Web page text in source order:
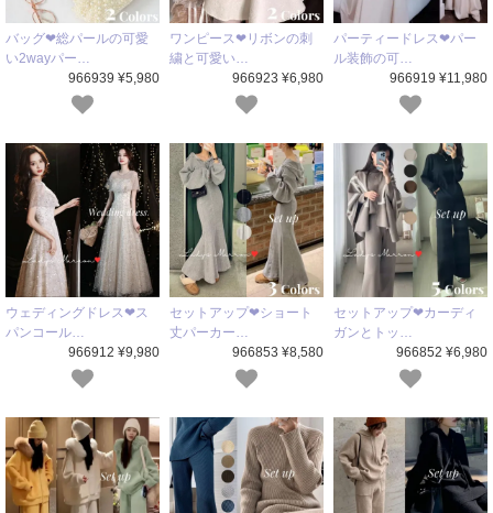
バッグ❤総パールの可愛
い2wayパー…
966939 ¥5,980
ワンピース❤リボンの刺
繍と可愛い…
966923 ¥6,980
パーティードレス❤パー
ル装飾の可…
966919 ¥11,980
ウェディングドレス❤ス
パンコール…
966912 ¥9,980
セットアップ❤ショート
丈パーカー…
966853 ¥8,580
セットアップ❤カーディ
ガンとトッ…
966852 ¥6,980